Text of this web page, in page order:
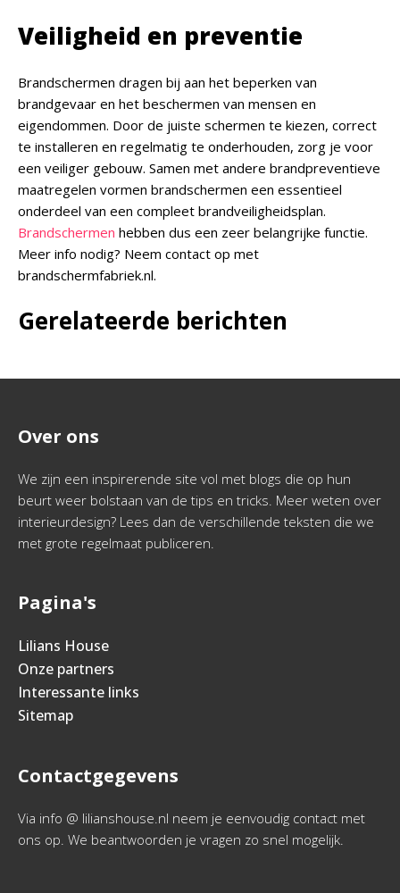
Veiligheid en preventie
Brandschermen dragen bij aan het beperken van
brandgevaar en het beschermen van mensen en
eigendommen. Door de juiste schermen te kiezen, correct
te installeren en regelmatig te onderhouden, zorg je voor
een veiliger gebouw. Samen met andere brandpreventieve
maatregelen vormen brandschermen een essentieel
onderdeel van een compleet brandveiligheidsplan.
Brandschermen hebben dus een zeer belangrijke functie.
Meer info nodig? Neem contact op met
brandschermfabriek.nl.
Gerelateerde berichten
Over ons
We zijn een inspirerende site vol met blogs die op hun
beurt weer bolstaan van de tips en tricks. Meer weten over
interieurdesign? Lees dan de verschillende teksten die we
met grote regelmaat publiceren.
Pagina's
Lilians House
Onze partners
Interessante links
Sitemap
Contactgegevens
Via info @ lilianshouse.nl neem je eenvoudig contact met
ons op. We beantwoorden je vragen zo snel mogelijk.